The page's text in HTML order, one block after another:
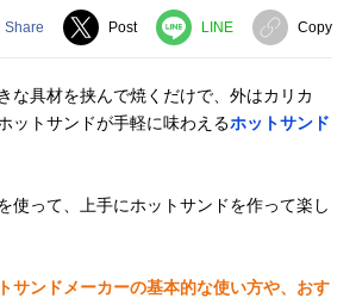
Share Post LINE Copy
な具材を挟んで焼くだけで、外はカリカ
ットサンドが手軽に味わえるホットサンド
使って、上手にホットサンドを作って楽し
サンドメーカーの基本的な使い方や、おす